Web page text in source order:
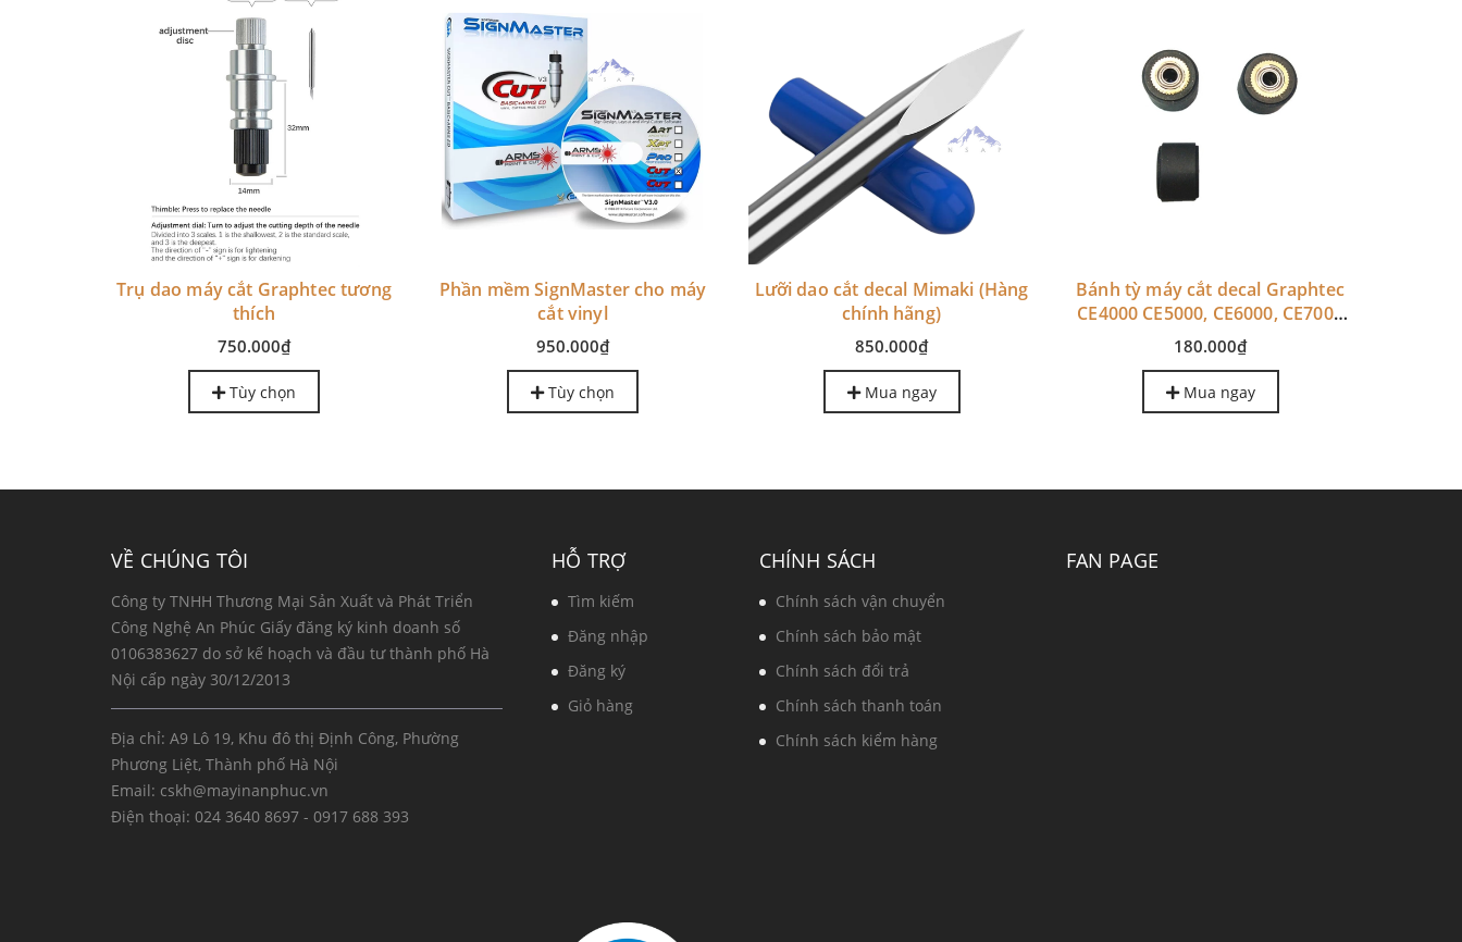
Trụ dao máy cắt Graphtec tương
thích
750.000₫
Tùy chọn
Phần mềm SignMaster cho máy
cắt vinyl
950.000₫
Tùy chọn
Lưỡi dao cắt decal Mimaki (Hàng
chính hãng)
850.000₫
Mua ngay
Bánh tỳ máy cắt decal Graphtec
CE4000 CE5000, CE6000, CE7000
(hàng thay thế)
180.000₫
Mua ngay
VỀ CHÚNG TÔI
Công ty TNHH Thương Mại Sản Xuất và Phát Triển
Công Nghệ An Phúc Giấy đăng ký kinh doanh số
0106383627 do sở kế hoạch và đầu tư thành phố Hà
Nội cấp ngày 30/12/2013
Địa chỉ: A9 Lô 19, Khu đô thị Định Công, Phường
Phương Liệt, Thành phố Hà Nội
Email: cskh@mayinanphuc.vn
Điện thoại: 024 3640 8697 - 0917 688 393
HỖ TRỢ
Tìm kiếm
Đăng nhập
Đăng ký
Giỏ hàng
CHÍNH SÁCH
Chính sách vận chuyển
Chính sách bảo mật
Chính sách đổi trả
Chính sách thanh toán
Chính sách kiểm hàng
FAN PAGE